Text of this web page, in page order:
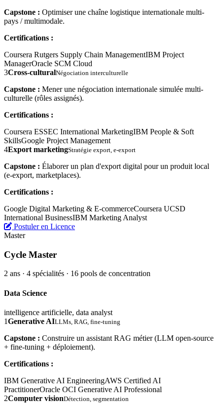
Capstone : Optimiser une chaîne logistique internationale multi-
pays / multimodale.
Certifications :
Coursera Rutgers Supply Chain ManagementIBM Project
ManagerOracle SCM Cloud
3Cross-culturalNégociation interculturelle
Capstone : Mener une négociation internationale simulée multi-
culturelle (rôles assignés).
Certifications :
Coursera ESSEC International MarketingIBM People & Soft
SkillsGoogle Project Management
4Export marketingStratégie export, e-export
Capstone : Élaborer un plan d'export digital pour un produit local
(e-export, marketplaces).
Certifications :
Google Digital Marketing & E-commerceCoursera UCSD
International BusinessIBM Marketing Analyst
Postuler en Licence
Master
Cycle Master
2 ans · 4 spécialités · 16 pools de concentration
Data Science
intelligence artificielle, data analyst
1Generative AILLMs, RAG, fine-tuning
Capstone : Construire un assistant RAG métier (LLM open-source
+ fine-tuning + déploiement).
Certifications :
IBM Generative AI EngineeringAWS Certified AI
PractitionerOracle OCI Generative AI Professional
2Computer visionDétection, segmentation